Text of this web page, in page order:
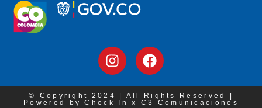
© Copyright 2024 | All Rights Reserved |
Powered by Check In x C3 Comunicaciones